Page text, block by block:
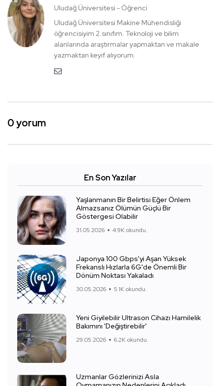
Uludağ Üniversitesi - Öğrenci
Uludağ Üniversitesi Makine Mühendisliği
öğrencisiyim 2.sınıfım. Teknoloji ve bilim
alanlarında araştırmalar yapmaktan ve makale
yazmaktan keyif alıyorum.
0 yorum
En Son Yazılar
Yaşlanmanın Bir Belirtisi Eğer Önlem
Almazsanız Ölümün Güçlü Bir
Göstergesi Olabilir
31.05.2026 4.9K okundu.
Japonya 100 Gbps'yi Aşan Yüksek
Frekanslı Hızlarla 6G'de Önemli Bir
Dönüm Noktası Yakaladı
30.05.2026 5.1K okundu.
Yeni Giyilebilir Ultrason Cihazı Hamilelik
Bakımını 'Değiştirebilir'
29.05.2026 6.2K okundu.
Uzmanlar Gözlerinizi Asla